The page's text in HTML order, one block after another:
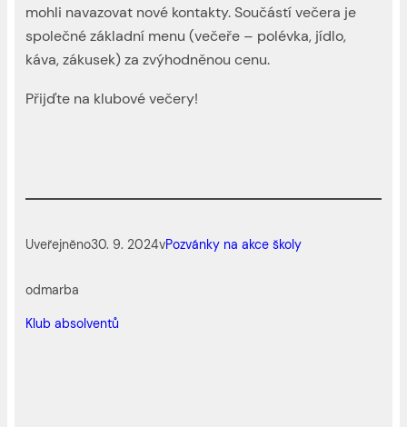
mohli navazovat nové kontakty. Součástí večera je
společné základní menu (večeře – polévka, jídlo,
káva, zákusek) za zvýhodněnou cenu.
Přijďte na klubové večery!
Uveřejněno30. 9. 2024vPozvánky na akce školy
odmarba
Klub absolventů